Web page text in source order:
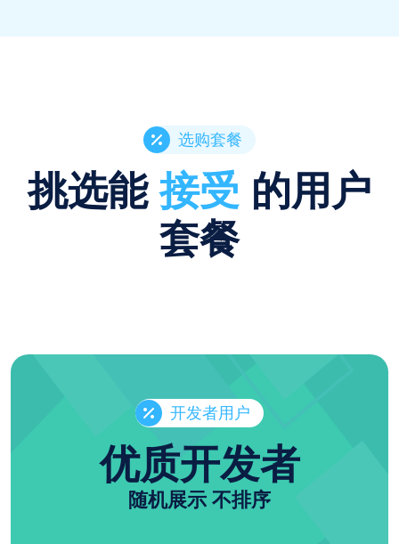
选购套餐
挑选能接受 的用户
套餐
开发者用户
优质开发者
随机展示 不排序